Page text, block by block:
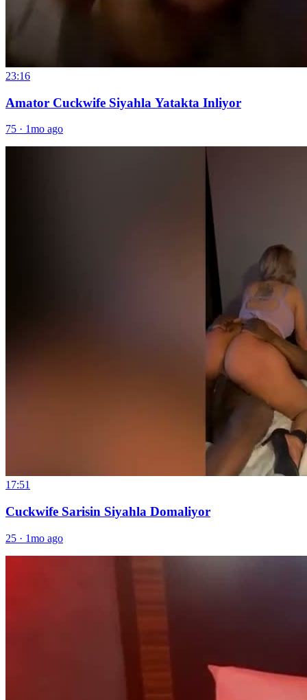
23:16
Amator Cuckwife Siyahla Yatakta Inliyor
75 · 1mo ago
17:51
Cuckwife Sarisin Siyahla Domaliyor
25 · 1mo ago